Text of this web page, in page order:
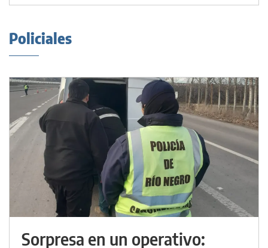
Policiales
Sorpresa en un operativo: